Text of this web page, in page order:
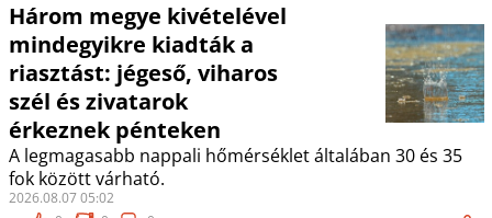
Három megye kivételével
mindegyikre kiadták a
riasztást: jégeső, viharos
szél és zivatarok
érkeznek pénteken
A legmagasabb nappali hőmérséklet általában 30 és 35
fok között várható.
2026.08.07 05:02